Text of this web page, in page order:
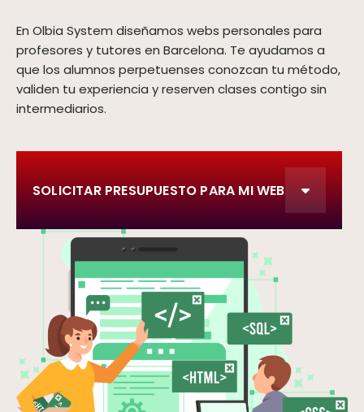
En Olbia System diseñamos webs personales para
profesores y tutores en Barcelona. Te ayudamos a
que los alumnos perpetuenses conozcan tu método,
validen tu experiencia y reserven clases contigo sin
intermediarios.
SOLICITAR PRESUPUESTO PARA MI WEB